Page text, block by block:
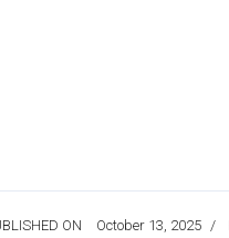
ON October 13, 2025